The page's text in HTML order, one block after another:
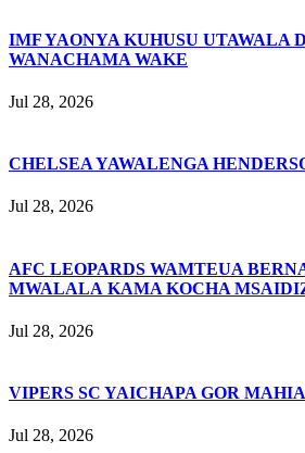
IMF YAONYA KUHUSU UTAWALA
WANACHAMA WAKE
Jul 28, 2026
CHELSEA YAWALENGA
Jul 28, 2026
AFC LEOPARDS WAMTEUA
MWALALA KAMA KOCHA
Jul 28, 2026
VIPERS SC YAICHAPA GOR
Jul 28, 2026